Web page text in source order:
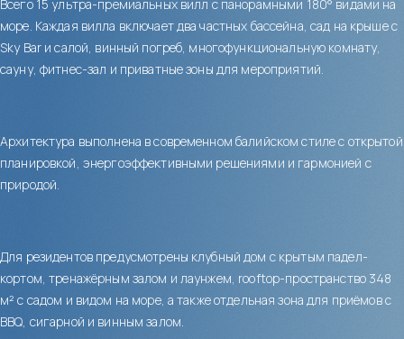
Всего 15 ультра-премиальных вилл с панорамными 180° видами на
море. Каждая вилла включает два частных бассейна, сад на крыше с
Sky Bar и салой, винный погреб, многофункциональную комнату,
сауну, фитнес-зал и приватные зоны для мероприятий.
Архитектура выполнена в современном балийском стиле с открытой
планировкой, энергоэффективными решениями и гармонией с
природой.
Для резидентов предусмотрены клубный дом с крытым падел-
кортом, тренажёрным залом и лаунжем, rooftop-пространство 348
м² с садом и видом на море, а также отдельная зона для приёмов с
BBQ, сигарной и винным залом.